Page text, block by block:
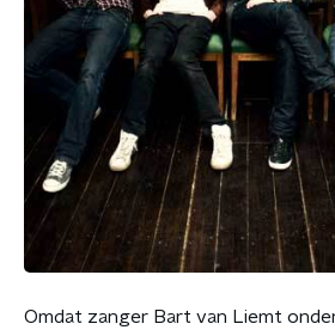
Omdat zanger Bart van Liemt